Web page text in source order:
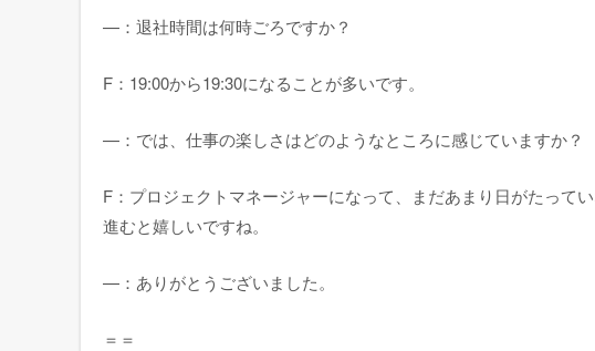
—：退社時間は何時ごろですか？
F：19:00から19:30になることが多いです。
—：では、仕事の楽しさはどのようなところに感じていますか？
F：プロジェクトマネージャーになって、まだあまり日がたって
進むと嬉しいですね。
—：ありがとうございました。
＝＝